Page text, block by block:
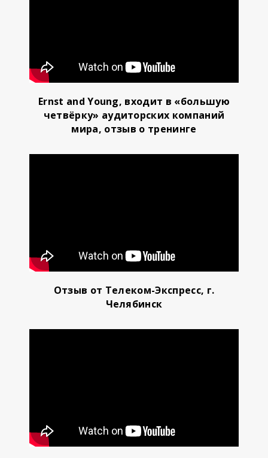
Ernst and Young, входит в «большую
четвёрку» аудиторских компаний
мира, отзыв о тренинге
Отзыв от Телеком-Экспресс, г.
Челябинск